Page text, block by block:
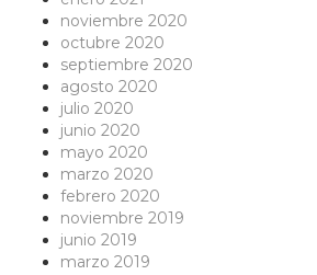
noviembre 2020
octubre 2020
septiembre 2020
agosto 2020
julio 2020
junio 2020
mayo 2020
marzo 2020
febrero 2020
noviembre 2019
junio 2019
marzo 2019